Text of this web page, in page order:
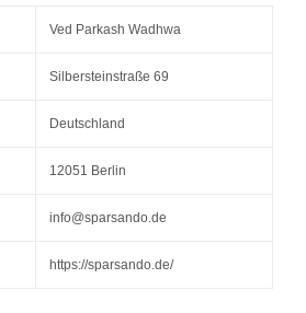
Ved Parkash Wadhwa
Silbersteinstraße 69
Deutschland
12051 Berlin
info@sparsando.de
https://sparsando.de/